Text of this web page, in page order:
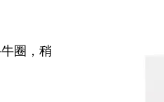
圈，稍